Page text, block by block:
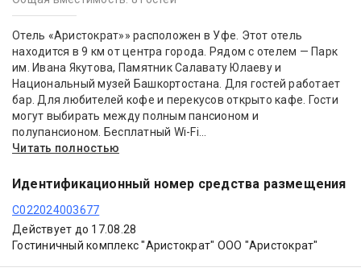
Отель «Аристократ»» расположен в Уфе. Этот отель
находится в 9 км от центра города. Рядом с отелем — Парк
им. Ивана Якутова, Памятник Салавату Юлаеву и
Национальный музей Башкортостана. Для гостей работает
бар. Для любителей кофе и перекусов открыто кафе. Гости
могут выбирать между полным пансионом и
полупансионом. Бесплатный Wi-Fi...
Читать полностью
Идентификационный номер средства размещения
С022024003677
Действует до 17.08.28
Гостиничный комплекс "Аристократ" ООО "Аристократ"